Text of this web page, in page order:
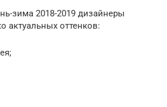
зима 2018-2019 дизайнеры
актуальных оттенков: